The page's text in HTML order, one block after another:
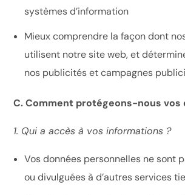
systèmes d’information
Mieux comprendre la façon dont
utilisent notre site web, et
nos publicités et campagnes
C. Comment protégeons-nous vos
1. Qui a accès à vos informations ?
Vos données personnelles ne sont
ou divulguées à d’autres services